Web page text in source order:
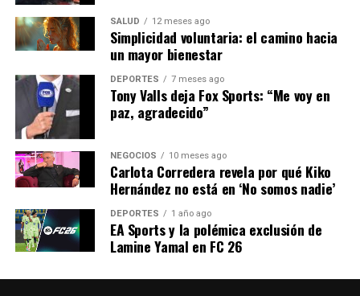
NOTICIAS RELACIONADAS:
Bad Bunny en España: Venta de Entradas y Caída de
Plataformas
ANTERIOR
El fenómeno global de ‘Seven Nation Army’: de himno
deportivo a cántico político
Editorial
SALUD 12 meses ago
Simplicidad voluntaria: el camino hacia
un mayor bienestar
DEPORTES 7 meses ago
Tony Valls deja Fox Sports: “Me voy en
paz, agradecido”
NEGOCIOS 10 meses ago
Carlota Corredera revela por qué Kiko
Hernández no está en ‘No somos nadie’
DEPORTES 1 año ago
EA Sports y la polémica exclusión de
Lamine Yamal en FC 26